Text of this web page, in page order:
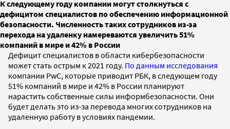
К следующему году компании могут столкнуться с
дефицитом специалистов по обеспечению информационной
безопасности. Численность таких сотрудников из-за
перехода на удаленку намереваются увеличить 51%
компаний в мире и 42% в России
Дефицит специалистов в области кибербезопасности
может стать острым к 2021 году. По данным исследования
компании PwC, которые приводит РБК, в следующем году
51% компаний в мире и 42% в России планируют
нарастить собственные силы информбезопасности. Они
будет делать это из-за перевода многих сотрудников на
удаленную работу в условиях пандемии.